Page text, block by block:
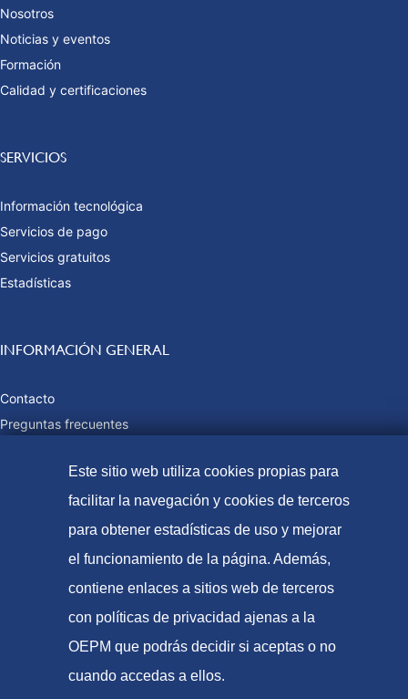
Nosotros
Noticias y eventos
Formación
Calidad y certificaciones
SERVICIOS
Información tecnológica
Servicios de pago
Servicios gratuitos
Estadísticas
INFORMACIÓN GENERAL
Contacto
Preguntas frecuentes
Formas de pago
© Oficina Española de Patentes y Marcas, 2023
Accesibilidad
Aviso Legal
Política de Cookies
Este sitio web utiliza cookies propias para
facilitar la navegación y cookies de terceros
para obtener estadísticas de uso y mejorar
el funcionamiento de la página. Además,
contiene enlaces a sitios web de terceros
con políticas de privacidad ajenas a la
OEPM que podrás decidir si aceptas o no
cuando accedas a ellos.